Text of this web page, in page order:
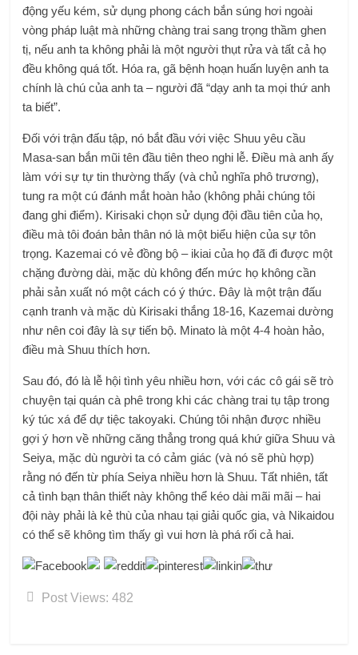
động yếu kém, sử dụng phong cách bắn súng hơi ngoài
vòng pháp luật mà những chàng trai sang trọng thầm ghen
tị, nếu anh ta không phải là một người thụt rửa và tất cả họ
đều không quá tốt. Hóa ra, gã bệnh hoạn huấn luyện anh ta
chính là chú của anh ta – người đã “dạy anh ta mọi thứ anh
ta biết”.
Đối với trận đấu tập, nó bắt đầu với việc Shuu yêu cầu
Masa-san bắn mũi tên đầu tiên theo nghi lễ. Điều mà anh ấy
làm với sự tự tin thường thấy (và chủ nghĩa phô trương),
tung ra một cú đánh mắt hoàn hảo (không phải chúng tôi
đang ghi điểm). Kirisaki chọn sử dụng đội đầu tiên của họ,
điều mà tôi đoán bản thân nó là một biểu hiện của sự tôn
trọng. Kazemai có vẻ đồng bộ – ikiai của họ đã đi được một
chặng đường dài, mặc dù không đến mức họ không cần
phải sản xuất nó một cách có ý thức. Đây là một trận đấu
cạnh tranh và mặc dù Kirisaki thắng 18-16, Kazemai dường
như nên coi đây là sự tiến bộ. Minato là một 4-4 hoàn hảo,
điều mà Shuu thích hơn.
Sau đó, đó là lễ hội tình yêu nhiều hơn, với các cô gái sẽ trò
chuyện tại quán cà phê trong khi các chàng trai tụ tập trong
ký túc xá để dự tiệc takoyaki. Chúng tôi nhận được nhiều
gợi ý hơn về những căng thẳng trong quá khứ giữa Shuu và
Seiya, mặc dù người ta có cảm giác (và nó sẽ phù hợp)
rằng nó đến từ phía Seiya nhiều hơn là Shuu. Tất nhiên, tất
cả tình bạn thân thiết này không thể kéo dài mãi mãi – hai
đội này phải là kẻ thù của nhau tại giải quốc gia, và Nikaidou
có thể sẽ không tìm thấy gì vui hơn là phá rối cả hai.
Post Views: 482